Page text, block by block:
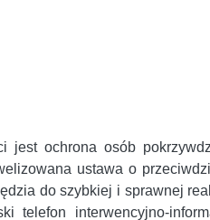
jest ochrona osób
ustawa o
do szybkiej i sprawnej
telefon interwencyjno-